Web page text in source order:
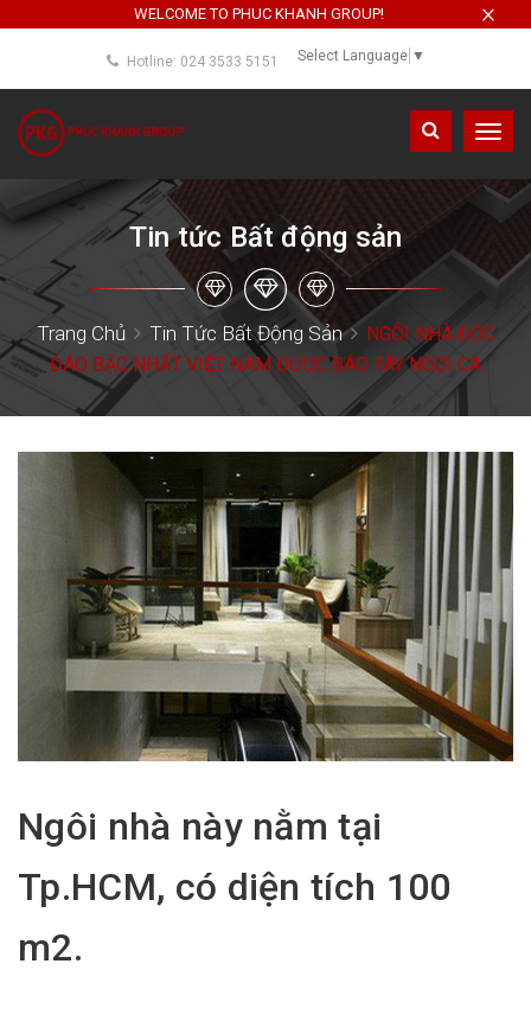
×
WELCOME TO PHUC KHANH GROUP!
Hotline: 024 3533 5151 Select Language ▼
Tin tức Bất động sản
Trang Chủ Tin Tức Bất Động Sản
NGÔI NHÀ ĐỘC
ĐÁO BẬC NHẤT VIỆT NAM ĐƯỢC BÁO TÂY NGỢI CA
Ngôi nhà này nằm tại
Tp.HCM, có diện tích 100
m2.